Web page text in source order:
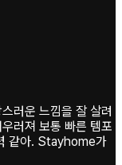
러운 느낌을 잘 살려
러져 보통 빠른 템포
같아. Stayhome가